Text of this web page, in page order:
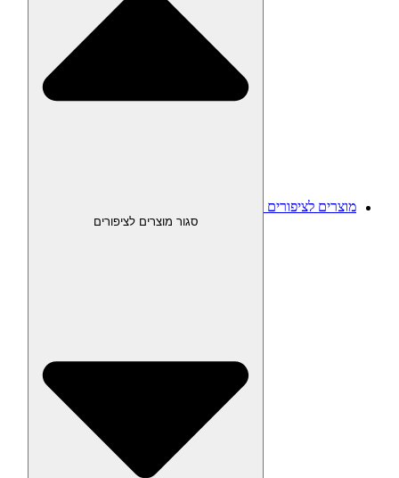
מוצרים לציפורים
סגור מוצרים לציפורים